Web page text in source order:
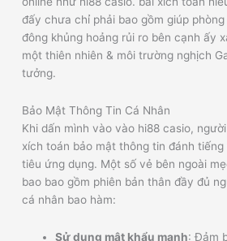
đấy chưa chỉ phải bao gồm giúp
đông khủng hoảng rủi ro bên cạnh ấy
một thiên nhiên & môi trường nghịch
tưởng.
Bảo Mật Thông Tin Cá Nhân
Khi dấn mình vào vào hi88 casio,
xích toán bảo mật thông tin đánh
tiêu ứng dụng. Một số vẻ bên ngoài
bao bao gồm phiên bản thân đầy đủ
cá nhân bao hàm:
Sử dụng mật khẩu mạnh: Đảm